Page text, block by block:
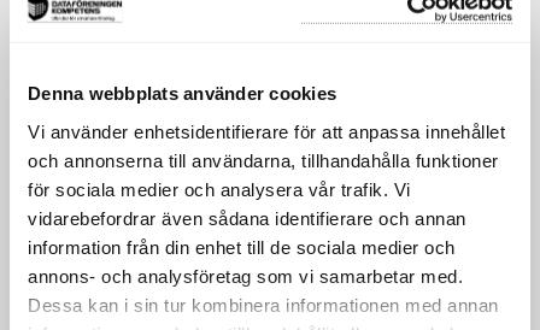
Denna webbplats använder cookies
Vi använder enhetsidentifierare för att anpassa innehållet
och annonserna till användarna, tillhandahålla funktioner
för sociala medier och analysera vår trafik. Vi
vidarebefordrar även sådana identifierare och annan
information från din enhet till de sociala medier och
annons- och analysföretag som vi samarbetar med.
Dessa kan i sin tur kombinera informationen med annan
Liknande utbildningar
Andra utbildningar med liknande
inriktning.
CERTIFIERAD IT-ARKITEKT MASTER
CERTIFIERAD VERKSAMHETSUTVECKLARE
INFORMATIONSMODELLERING